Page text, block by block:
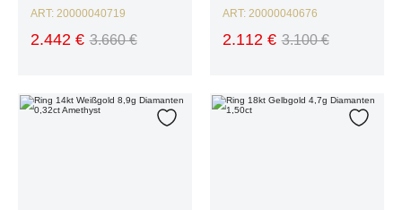
ART: 20000040719
3.660 €
2.442 €
ART: 20000040676
3.100 €
2.112 €
Zur Wunschliste hinzufügen
Ring 14kt Weißgold 8,9g Diamanten 0,32ct Amethyst
Zur
Ring 18kt Gelbgold 4,7g Diamanten